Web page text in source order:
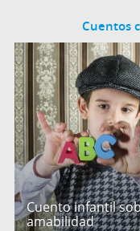
Cuentos
Cuento infantil
amabilidad